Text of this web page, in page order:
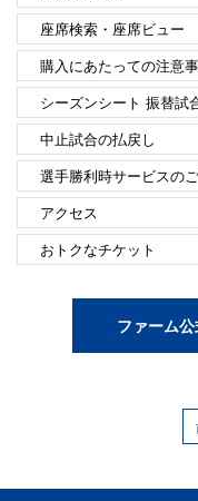
座席検索・座席ビュー
購入にあたっての注意
シーズンシート 振替試
中止試合の払戻し
選手勝利時サービスの
アクセス
おトクなチケット
ファーム